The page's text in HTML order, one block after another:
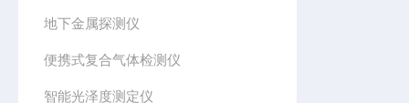
地下金属探测仪
便携式复合气体检测仪
智能光泽度测定仪